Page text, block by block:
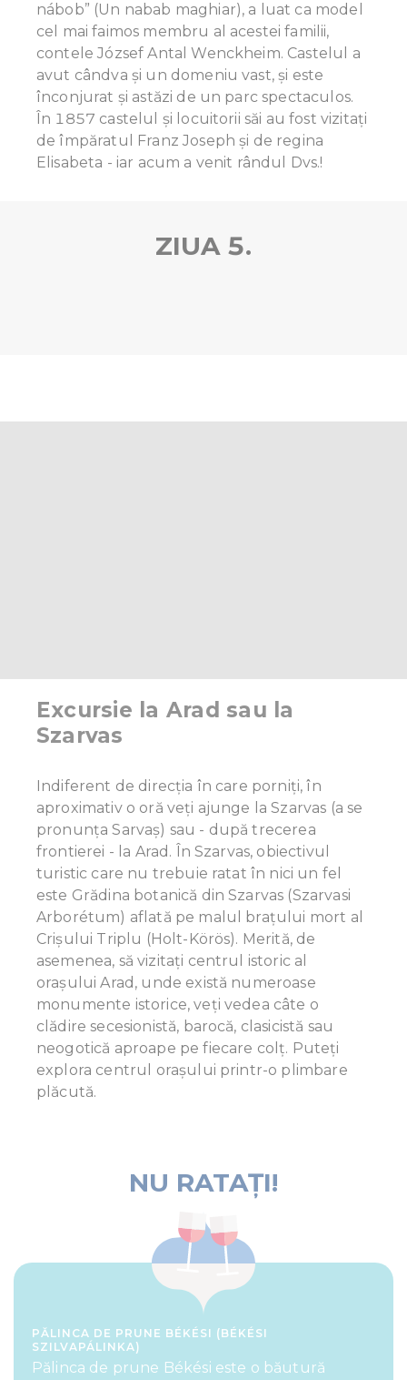
nábob” (Un nabab maghiar), a luat ca model
cel mai faimos membru al acestei familii,
contele József Antal Wenckheim. Castelul a
avut cândva și un domeniu vast, și este
înconjurat și astăzi de un parc spectaculos.
În 1857 castelul și locuitorii săi au fost vizitați
de împăratul Franz Joseph și de regina
Elisabeta - iar acum a venit rândul Dvs.!
ZIUA 5.
Excursie la Arad sau la
Szarvas
Indiferent de direcția în care porniți, în
aproximativ o oră veți ajunge la Szarvas (a se
pronunța Sarvaș) sau - după trecerea
frontierei - la Arad. În Szarvas, obiectivul
turistic care nu trebuie ratat în nici un fel
este Grădina botanică din Szarvas (Szarvasi
Arborétum) aflată pe malul brațului mort al
Crișului Triplu (Holt-Körös). Merită, de
asemenea, să vizitați centrul istoric al
orașului Arad, unde există numeroase
monumente istorice, veți vedea câte o
clădire secesionistă, barocă, clasicistă sau
neogotică aproape pe fiecare colț. Puteți
explora centrul orașului printr-o plimbare
plăcută.
NU RATAŢI!
PĂLINCA DE PRUNE BÉKÉSI (BÉKÉSI
SZILVAPÁLINKA)
Pălinca de prune Békési este o băutură